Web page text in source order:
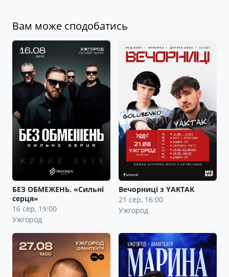
Вам може сподобатись
БЕЗ ОБМЕЖЕНЬ. «Сильні
серця»
16 сер, 19:00
Ужгород
Вечорниці з YAKTAK
21 сер, 16:00
Ужгород